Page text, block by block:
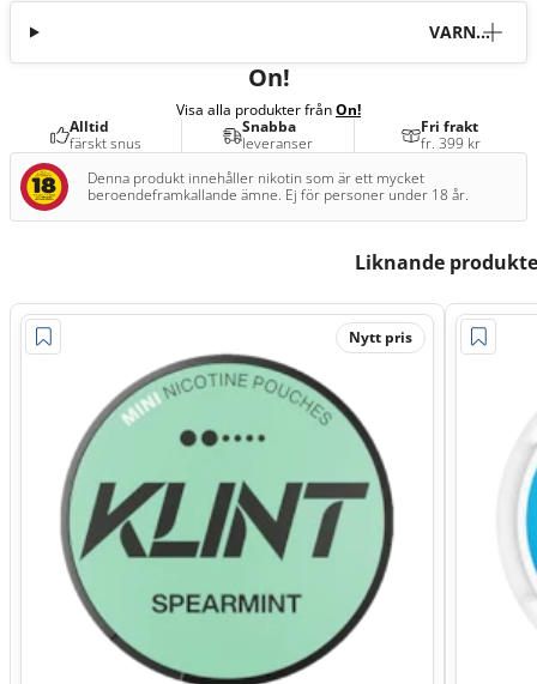
VARNI
On!
Visa alla produkter frånOn!
Alltid
färskt snus
Snabba
leveranser
Fri frakt
fr. 399 kr
Denna produkt innehåller nikotin som är ett mycket
beroendeframkallande ämne. Ej för personer under 18 år.
Liknande
Nytt pris